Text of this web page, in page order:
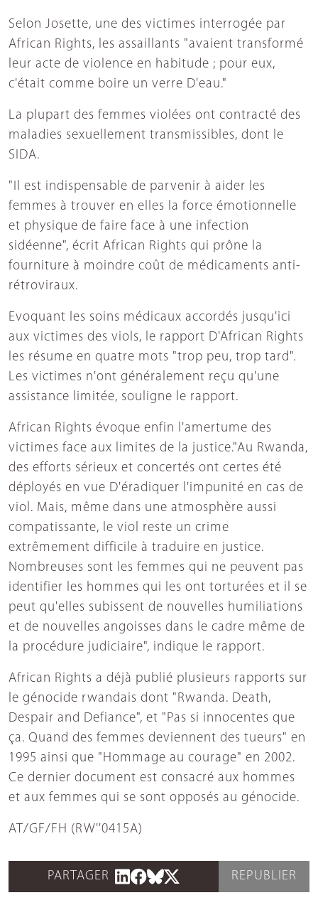
Selon Josette, une des victimes interrogée par
African Rights, les assaillants "avaient transformé
leur acte de violence en habitude ; pour eux,
c'était comme boire un verre D'eau."
La plupart des femmes violées ont contracté des
maladies sexuellement transmissibles, dont le
SIDA.
"Il est indispensable de parvenir à aider les
femmes à trouver en elles la force émotionnelle
et physique de faire face à une infection
sidéenne", écrit African Rights qui prône la
fourniture à moindre coût de médicaments anti-
rétroviraux.
Evoquant les soins médicaux accordés jusqu'ici
aux victimes des viols, le rapport D'African Rights
les résume en quatre mots "trop peu, trop tard".
Les victimes n'ont généralement reçu qu'une
assistance limitée, souligne le rapport.
African Rights évoque enfin l'amertume des
victimes face aux limites de la justice."Au Rwanda,
des efforts sérieux et concertés ont certes été
déployés en vue D'éradiquer l'impunité en cas de
viol. Mais, même dans une atmosphère aussi
compatissante, le viol reste un crime
extrêmement difficile à traduire en justice.
Nombreuses sont les femmes qui ne peuvent pas
identifier les hommes qui les ont torturées et il se
peut qu'elles subissent de nouvelles humiliations
et de nouvelles angoisses dans le cadre même de
la procédure judiciaire", indique le rapport.
African Rights a déjà publié plusieurs rapports sur
le génocide rwandais dont "Rwanda. Death,
Despair and Defiance", et "Pas si innocentes que
ça. Quand des femmes deviennent des tueurs" en
1995 ainsi que "Hommage au courage" en 2002.
Ce dernier document est consacré aux hommes
et aux femmes qui se sont opposés au génocide.
AT/GF/FH (RW''0415A)
PARTAGER REPUBLIER